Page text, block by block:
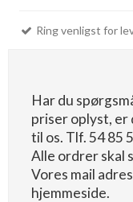
Ring venligst for
Har du
priser oplyst, er
til os. Tlf. 54 85
Alle ordrer skal
Vores mail
hjemmeside.